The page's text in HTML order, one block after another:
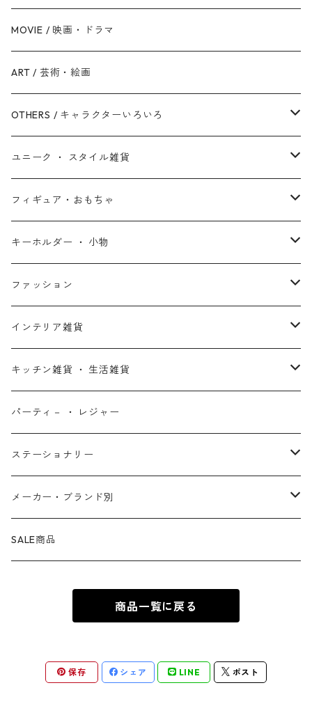
反乱同盟軍 / ライトサイド
スターウォーズ・シリーズ
シークエル・トリロジー
アンソロジー・シリーズ
スターウォーズ・アニメ
スターウォーズ・コラボ
ハルク
ブラック・ウィドウ
ブラックパンサー
キャプテン・マーベル
ドクター・ストレンジ
ガーディアンズ・オブ・ギャラクシー
アントマン
X-MEN
デッド・プール
ファンタスティック・フォー
ゴーストライダー
パニッシャー
サノス
スパイダーグウェン
ドクター・ドゥーム
眠れる森の美女
リトル・マーメイド
白雪姫
アラジン
塔の上のラプンツェル
アナと雪の女王
プリンセスと魔法のキス
ムーラン
ズートピア
モアナと伝説の海
ライオンキング
バンビ
ダンボ
101匹わんちゃん
不思議の国のアリス
Mr.インクレディブル
アーロと少年
ピクサー
バットマン
スーパーマン
ザ・フラッシュ
ワンダーウーマン
ジョーカー
ハーレイ・クイン
MOVIE / 映画・ドラマ
ART / 芸術・絵画
OTHERS / キャラクターいろいろ
ザ・マペッツ
ひつじのショーン
ピーナッツ / スヌーピー
ミッフィー
セサミストリート
ルーニー・テューンズ
ベアブリック
ワンピース
ドラゴンボール
呪術廻戦
推しの子
ユニーク ・ スタイル雑貨
北欧・ヨーロッパ雑貨
アメリカン雑貨
ホームパーティー・バーベキュー雑貨
アクセサリー
フィギュア・おもちゃ
スタチュー ・ フィギュア
ぬいぐるみ ・ プラッシュドール
コインバンク ・ 貯金箱
おもちゃ・パズル
コミック・絵本
キーホルダー ・ 小物
ステッカー ・ シール
ストラップ
キーホルダー
ワッペン
マスコット
ピンズ ・ ピンバッジ
缶バッジ ・ 缶ケース
ファッション
ウェア
ポーチ ・ バッグ
財布 ・ ウォレット
アクセサリー
ネックレス
ピアス
スニーカー ・ ソックス
ファッション雑貨
インテリア雑貨
ウォールアート
ポスター ・ デコレーション
ファブリック
キャンドル・ライト
ウォータードーム
キッチン雑貨 ・ 生活雑貨
キッチングッズ
マグカップ ・ グラス ・ タンブラー
お皿 ・ プレート ・ ボウル
ボトルホルダー・オープナー
生活雑貨
ドアマット
タオル・バスマット
パーティ－ ・ レジャー
ステーショナリー
シャープペン・ボールペン
ペンケース
メーカー・ブランド別
BB Designs
COMANSI
SALE商品
商品一覧に戻る
保存 シェア LINE ポスト